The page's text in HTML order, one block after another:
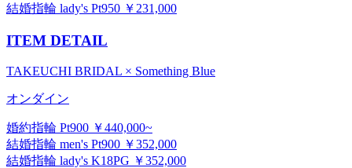
結婚指輪 lady's Pt950 ￥231,000
ITEM DETAIL
TAKEUCHI BRIDAL × Something Blue
オンダイン
婚約指輪 Pt900 ￥440,000~
結婚指輪 men's Pt900 ￥352,000
結婚指輪 lady's K18PG ￥352,000